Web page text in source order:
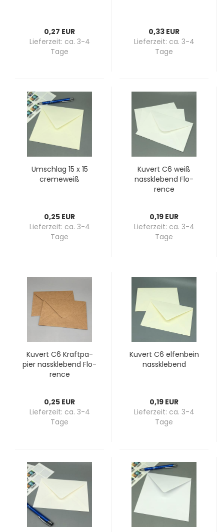
0,27 EUR
Lieferzeit: ca. 3-4
Tage
0,33 EUR
Lieferzeit: ca. 3-4
Tage
Um­schlag 15 x 15
creme­weiß
0,25 EUR
Lieferzeit: ca. 3-4
Tage
Ku­vert C6 weiß
nass­kle­bend Flo­
rence
0,19 EUR
Lieferzeit: ca. 3-4
Tage
Ku­vert C6 Kraft­pa­
pier nass­kle­bend Flo­
rence
0,25 EUR
Lieferzeit: ca. 3-4
Tage
Ku­vert C6 el­fen­bein
nass­kle­bend
0,19 EUR
Lieferzeit: ca. 3-4
Tage